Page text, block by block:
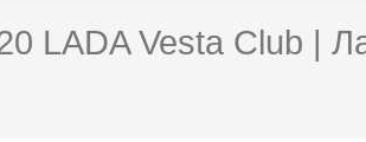
LADA Vesta Club |